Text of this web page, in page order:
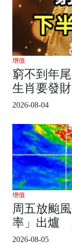
增值
窮不到年
生肖要發財
2026-08-04
增值
周五放颱
率」出爐
2026-08-05